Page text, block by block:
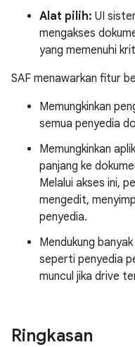
Alat pilih: UI
mengakses
yang memenuhi
SAF menawarkan fitur
Memungkinkan
semua penyedia
Memungkinkan
panjang ke
Melalui akses ini,
mengedit,
penyedia.
Mendukung
seperti penyedia
muncul jika drive
Ringkasan